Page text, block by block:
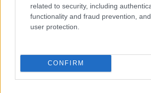
related to security, including
functionality and fraud prevention,
user protection.
CONFIRM
Από το πόρισμα στην
Εισαγγελία: Η υπόθεση
οι αντιδράσεις για τις
στην κτηνοτρόφο και πρώην
Νέας Δημοκρατίας